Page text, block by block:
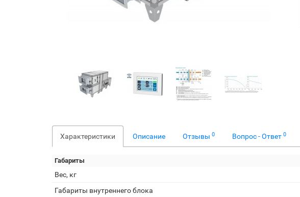
Характеристики Описание Отзывы 0 Вопрос - Ответ 0
Габариты
Вес, кг
Габариты внутреннего блока